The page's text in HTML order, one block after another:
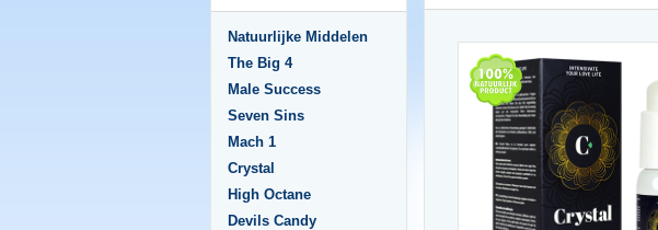
Natuurlijke Middelen
The Big 4
Male Success
Seven Sins
Mach 1
Crystal
High Octane
Devils Candy